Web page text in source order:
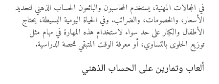
في المجالات المهنية، يستخدم المحاسبون والبائعون الحساب الذهني لتحديد
الأسعار، والخصومات، والضرائب. وفي الحياة اليومية البسيطة، يحتاج
الأطفال والكبار على حد سواء لاستخدام هذه المهارة في مهام مثل
توزيع الحلوى بالتساوي، أو معرفة الوقت المتبقي للحصة الدراسية.
ألعاب وتمارين على الحساب الذهني